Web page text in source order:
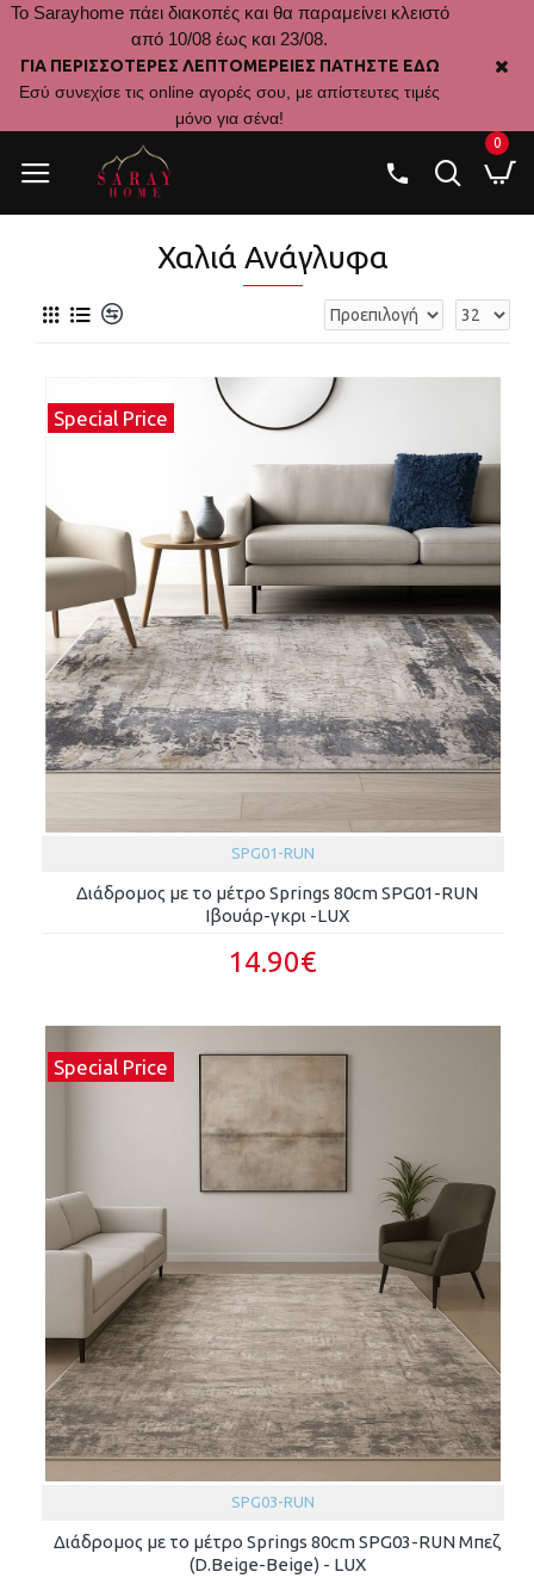
Το Sarayhome πάει διακοπές και θα παραμείνει κλειστό
από 10/08 έως και 23/08.
ΓΙΑ ΠΕΡΙΣΣΟΤΕΡΕΣ ΛΕΠΤΟΜΕΡΕΙΕΣ ΠΑΤΗΣΤΕ ΕΔΩ
Εσύ συνεχίσε τις online αγορές σου, με απίστευτες τιμές
μόνο για σένα!
0
Χαλιά Ανάγλυφα
Special Price
SPG01-RUN
Διάδρομος με το μέτρο Springs 80cm SPG01-RUN
Ιβουάρ-γκρι -LUX
14.90€
Special Price
SPG03-RUN
Διάδρομος με το μέτρο Springs 80cm SPG03-RUN Μπεζ
(D.Beige-Beige) - LUX